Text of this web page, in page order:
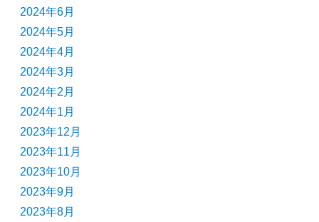
2024年6月
2024年5月
2024年4月
2024年3月
2024年2月
2024年1月
2023年12月
2023年11月
2023年10月
2023年9月
2023年8月